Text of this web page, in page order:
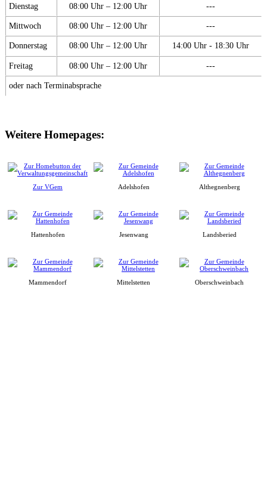
Dienstag 08:00 Uhr – 12:00 Uhr ---
Mittwoch 08:00 Uhr – 12:00 Uhr ---
Donnerstag 08:00 Uhr – 12:00 Uhr 14:00 Uhr - 18:30 Uhr
Freitag 08:00 Uhr – 12:00 Uhr ---
oder nach Terminabsprache
Weitere Homepages:
Zur VGem Adelshofen Althegnenberg
Hattenhofen Jesenwang Landsberied
Mammendorf Mittelstetten Oberschweinbach